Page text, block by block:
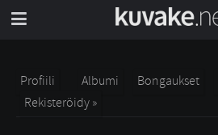
Profiili Albumi Bongaukset
Rekisteröidy »